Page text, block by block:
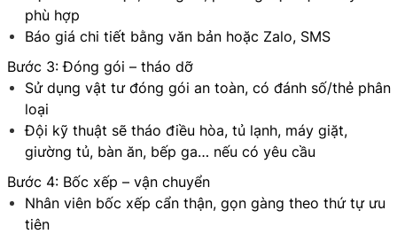
phù hợp
Báo giá chi tiết bằng văn bản hoặc Zalo, SMS
Bước 3: Đóng gói – tháo dỡ
Sử dụng vật tư đóng gói an toàn, có đánh số/thẻ phân
loại
Đội kỹ thuật sẽ tháo điều hòa, tủ lạnh, máy giặt,
giường tủ, bàn ăn, bếp ga… nếu có yêu cầu
Bước 4: Bốc xếp – vận chuyển
Nhân viên bốc xếp cẩn thận, gọn gàng theo thứ tự ưu
tiên